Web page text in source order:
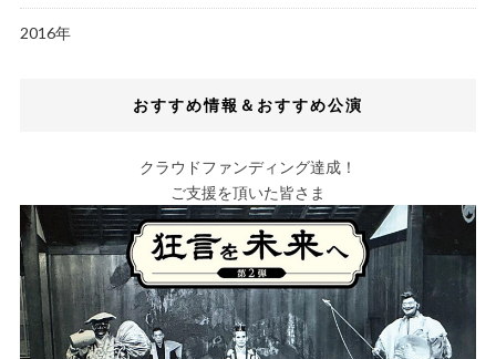
2016年
おすすめ情報＆おすすめ公演
クラウドファンディング達成！
ご支援を頂いた皆さま